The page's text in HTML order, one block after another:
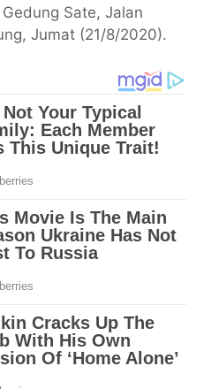
Sate, Jalan
Jumat (21/8/2020).